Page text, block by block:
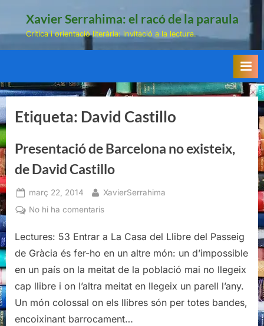
Xavier Serrahima: el racó de la paraula
Crítica i orientació literària: invitació a la lectura.
Etiqueta: David Castillo
Presentació de Barcelona no existeix,
de David Castillo
Posted
on
març 22, 2014 By
XavierSerrahima
No hi ha comentarisa
de
Barcelona
existeix,
de
David
Castillo
Lectures: 53 Entrar a La Casa del Llibre del Passeig
de Gràcia és fer-ho en un altre món: un d’impossible
en un país on la meitat de la població mai no llegeix
cap llibre i on l’altra meitat en llegeix un parell l’any.
Un món colossal on els llibres són per totes bandes,
encoixinant barrocament…